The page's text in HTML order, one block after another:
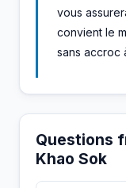
vous
convient le
sans accroc
Questions
Khao Sok